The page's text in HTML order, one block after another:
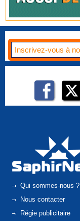
Qui sommes-nous ?
Nous contacter
Régie publicitaire